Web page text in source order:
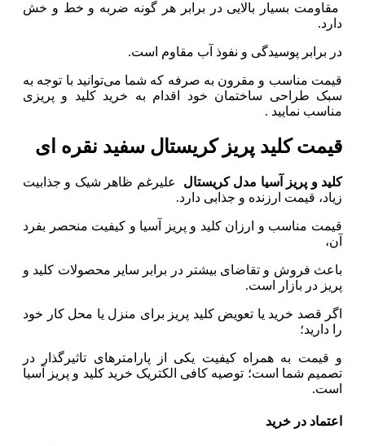
مقاومت بسیار بالایی در برابر هر گونه ضربه و خط و خش
دارد.
در برابر پوسیدگی و نفوذ آب مقاوم است.
قیمت مناسب و مقرون به صرفه که شما می‌توانید با توجه به
سبک طراحی ساختمان خود اقدام به خرید کلید و پریزی
مناسب نمایید .
قیمت کلید پریز کریستال سفید نقره ای
کلید و پریز آسیا مدل کریستال
علیرغم ظاهر شیک و جذابیت
زیاد، قیمت ارزنده و جذابی دارد.
قیمت مناسب و ارزان کلید و پریز آسیا و کیفیت منحصر بفرد
آن،
باعث فروش و تقاضای بیشتر در برابر سایر محصولات کلید و
پریز در بازار است.
اگر قصد خرید یا تعویض کلید پریز برای منزل یا محل کار خود
را دارید؛
و قیمت به همراه کیفیت یکی از پارامترهای تاثیرگذار در
تصمیم شما است؛ توصیه کافی الکتریک خرید کلید و پریز آسیا
است.
اعتماد در خرید